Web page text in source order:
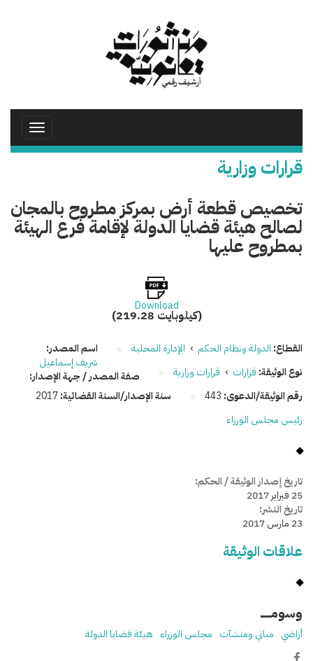
Toggle
قرارات وزارية
تخصيص قطعة أرض بمركز مطروح بالمجان
لصالح هيئة قضايا الدولة لإقامة فرع الهيئة
بمطروح عليها
Download
(219.28 كيلوبايت)
القطاع: الدولة ونظام الحكم › الإدارة المحلية
نوع الوثيقة: قرارات › قرارات وزارية
رقم الوثيقة/الدعوى: 443 سنة الإصدار/السنة القضائية:2017
اسم المصدر:
شريف إسماعيل
صفة المصدر / جهة الإصدار:
رئيس مجلس الوزراء
تاريخ إصدار الوثيقة / الحكم:
25 فبراير 2017
تاريخ النشر:
23 مارس 2017
علاقات الوثيقة
وسومـــــ
أراضي مباني ومنشآت مجلس الوزراء هيئة قضايا الدولة